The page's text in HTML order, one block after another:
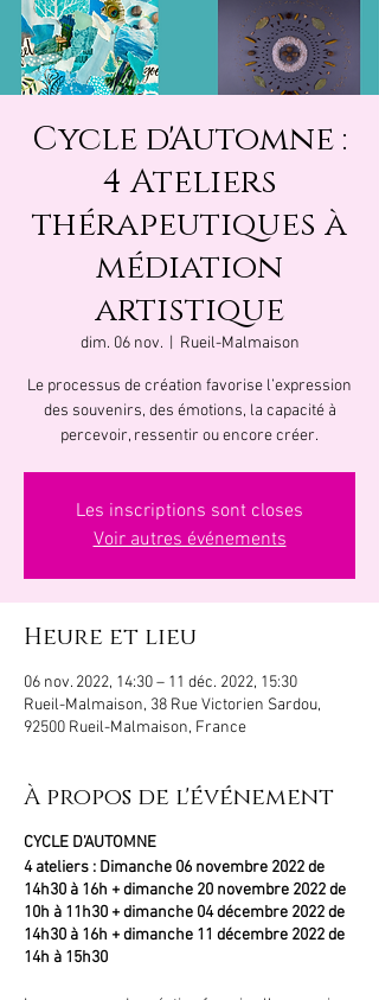
Cycle d'Automne :
4 Ateliers
thérapeutiques à
médiation
artistique
dim. 06 nov.
  |
Rueil-Malmaison
Le processus de création favorise l’expression
des souvenirs, des émotions, la capacité à
percevoir, ressentir ou encore créer.
Les inscriptions sont closes
Voir autres événements
Heure et lieu
06 nov. 2022, 14:30 – 11 déc. 2022, 15:30
Rueil-Malmaison, 38 Rue Victorien Sardou,
92500 Rueil-Malmaison, France
À propos de l'événement
CYCLE D'AUTOMNE
4 ateliers : Dimanche 06 novembre 2022 de
14h30 à 16h + dimanche 20 novembre 2022 de
10h à 11h30 + dimanche 04 décembre 2022 de
14h30 à 16h + dimanche 11 décembre 2022 de
14h à 15h30